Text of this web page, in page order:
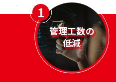
1
管理工数の
低減